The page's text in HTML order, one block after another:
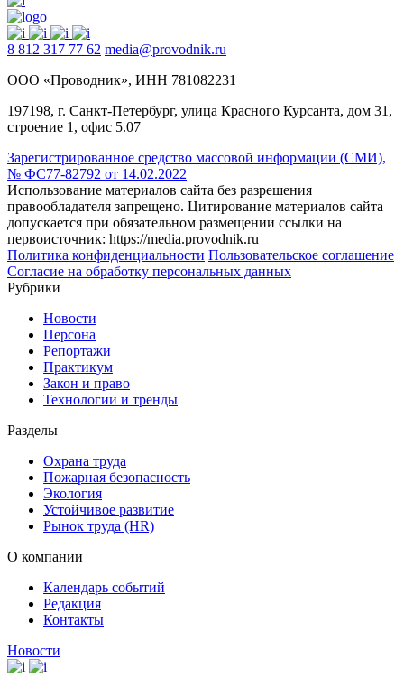
8 812 317 77 62 media@provodnik.ru
ООО «Проводник», ИНН 781082231
197198, г. Санкт-Петербург, улица Красного Курсанта, дом 31,
строение 1, офис 5.07
Зарегистрированное средство массовой информации (СМИ),
№ ФС77-82792 от 14.02.2022
Использование материалов сайта без разрешения
правообладателя запрещено. Цитирование материалов сайта
допускается при обязательном размещении ссылки на
первоисточник: https://media.provodnik.ru
Политика конфиденциальности Пользовательское соглашение
Согласие на обработку персональных данных
Рубрики
Новости
Персона
Репортажи
Практикум
Закон и право
Технологии и тренды
Разделы
Охрана труда
Пожарная безопасность
Экология
Устойчивое развитие
Рынок труда (HR)
О компании
Календарь событий
Редакция
Контакты
Новости